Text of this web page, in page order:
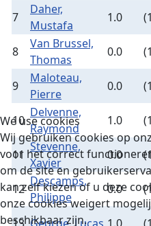
7
Daher,
Mustafa
1.0
8
Van Brussel,
Thomas
0.0
9
Maloteau,
Pierre
0.0
10
Delvenne,
Raymond
1.0
11
Stevenne,
Xavier
0.0
12
Descamps,
Philippe
0.0
We use cookies
Wij gebruiken cookies op
voor het correct
om de site en
kan zelf kiezen of u deze
onze cookies weigert
beschikbaar zijn.